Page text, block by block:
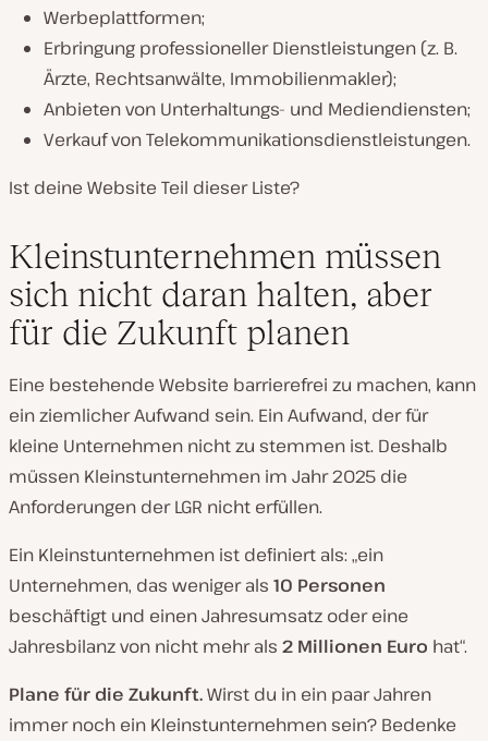
Werbeplattformen;
Erbringung professioneller Dienstleistungen (z. B.
Ärzte, Rechtsanwälte, Immobilienmakler);
Anbieten von Unterhaltungs- und Mediendiensten;
Verkauf von Telekommunikationsdienstleistungen.
Ist deine Website Teil dieser Liste?
Kleinstunternehmen müssen
sich nicht daran halten, aber
für die Zukunft planen
Eine bestehende Website barrierefrei zu machen, kann
ein ziemlicher Aufwand sein. Ein Aufwand, der für
kleine Unternehmen nicht zu stemmen ist. Deshalb
müssen Kleinstunternehmen im Jahr 2025 die
Anforderungen der LGR nicht erfüllen.
Ein Kleinstunternehmen ist definiert als: „ein
Unternehmen, das weniger als 10 Personen
beschäftigt und einen Jahresumsatz oder eine
Jahresbilanz von nicht mehr als 2 Millionen Euro hat“.
Plane für die Zukunft.Wirst du in ein paar Jahren
immer noch ein Kleinstunternehmen sein? Bedenke